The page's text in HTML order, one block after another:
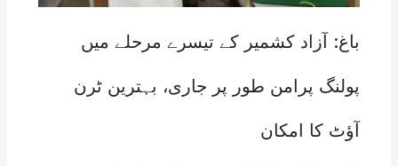
باغ: آزاد کشمیر کے تیسرے مرحلے میں
پولنگ پرامن طور پر جاری، بہترین ٹرن
آؤٹ کا امکان